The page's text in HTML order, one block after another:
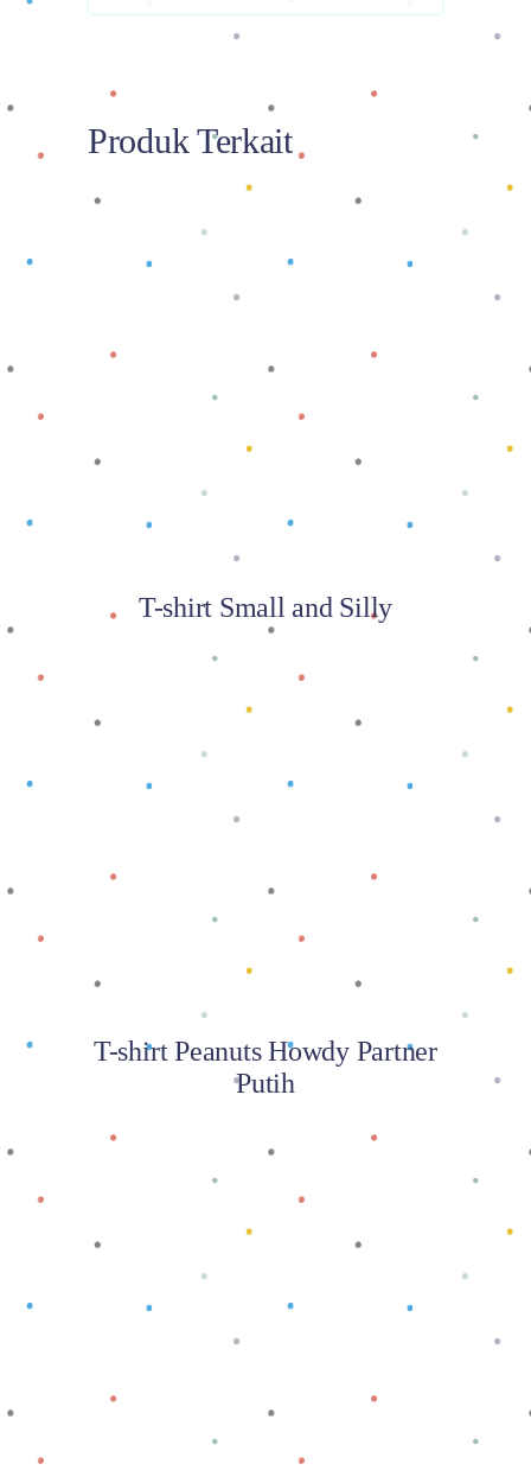
Produk Terkait
T-shirt Small and Silly
Baca selengkapnya
T-shirt Peanuts Howdy Partner
Putih
Baca selengkapnya